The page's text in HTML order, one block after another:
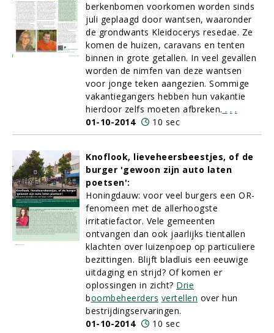
berkenbomen voorkomen worden sinds
juli geplaagd door wantsen, waaronder
de grondwants Kleidocerys resedae. Ze
komen de huizen, caravans en tenten
binnen in grote getallen. In veel gevallen
worden de nimfen van deze wantsen
voor jonge teken aangezien. Sommige
vakantiegangers hebben hun vakantie
hierdoor zelfs moeten afbreken. . . .
01-10-2014
10 sec
Knoflook, lieveheersbeestjes, of de
burger 'gewoon zijn auto laten
poetsen':
Honingdauw: voor veel burgers een OR-
fenomeen met de allerhoogste
irritatiefactor. Vele gemeenten
ontvangen dan ook jaarlijks tientallen
klachten over luizenpoep op particuliere
bezittingen. Blijft bladluis een eeuwige
uitdaging en strijd? Of komen er
oplossingen in zicht? Drie
boombeheerders vertellen over hun
bestrijdingservaringen.
01-10-2014
10 sec